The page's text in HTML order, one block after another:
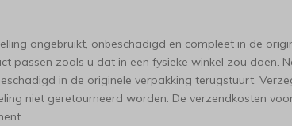
ongebruikt, onbeschadigd en compleet in de
passen zoals u dat in een fysieke winkel zou doen.
in de originele verpakking terugstuurt.
niet geretourneerd worden. De verzendkosten